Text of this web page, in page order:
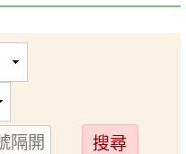
送